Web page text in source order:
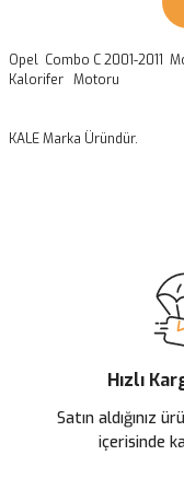
Opel Combo C 2001-2011
Kalorifer Motoru
KALE Marka Üründür.
Ürün açıklamasında
Ürün bilgilerinde
Ürün fiyatı diğer
Bu ürüne benzer farklı
Hızlı
Satın aldığınız
içerisinde